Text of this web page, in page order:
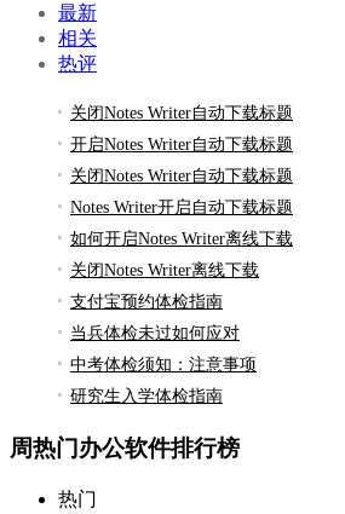
最新
相关
热评
关闭Notes Writer自动下载标题
开启Notes Writer自动下载标题
关闭Notes Writer自动下载标题
Notes Writer开启自动下载标题
如何开启Notes Writer离线下载
关闭Notes Writer离线下载
支付宝预约体检指南
当兵体检未过如何应对
中考体检须知：注意事项
研究生入学体检指南
周热门办公软件排行榜
热门